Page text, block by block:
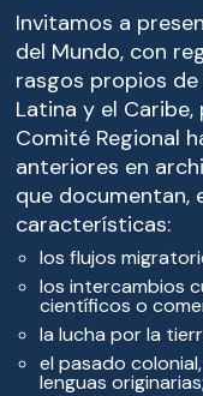
Invitamos a
del Mundo, con
rasgos propios
Latina y el
Comité Regional
anteriores en
que
características:
los flujos
los intercambios
científicos o
la lucha por la
el pasado
lenguas originarias;